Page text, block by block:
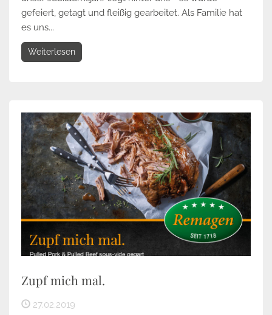
gefeiert, getagt und fleißig gearbeitet. Als Familie hat
es uns...
Weiterlesen
Zupf mich mal.
27.02.2019